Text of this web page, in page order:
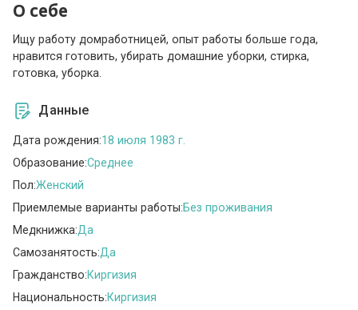
О себе
Ищу работу домработницей, опыт работы больше года,
нравится готовить, убирать домашние уборки, стирка,
готовка, уборка.
Данные
Дата рождения:18 июля 1983 г.
Образование:Среднее
Пол:Женский
Приемлемые варианты работы:Без проживания
Медкнижка:Да
Самозанятость:Да
Гражданство:Киргизия
Национальность:Киргизия